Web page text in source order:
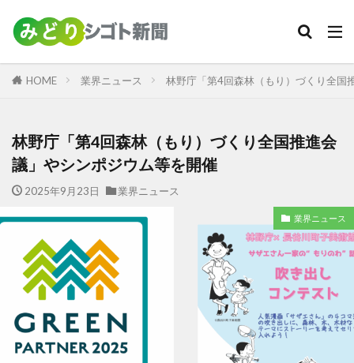
HOME 業界ニュース 林野庁「第4回森林（もり）づくり全国
林野庁「第4回森林（もり）づくり全国推進会
議」やシンポジウム等を開催
2025年9月23日 業界ニュース
業界ニュース
カテゴリー